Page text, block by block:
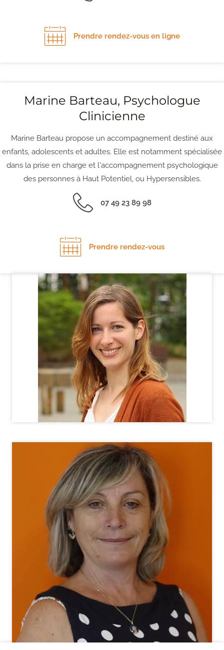
Prendre rendez-vous en ligne
Marine Barteau, Psychologue
Clinicienne
Marine Barteau propose un accompagnement destiné aux
enfants, adolescents et adultes. Elle est notamment spécialisée
dans la prise en charge et l'accompagnement psychologique
des personnes à Haut Potentiel, ou Hypersensibles.
07 49 23 89 98
Prendre rendez-vous